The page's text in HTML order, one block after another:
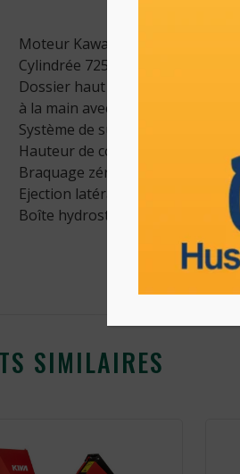
Moteur Kawasaki bicylindre
Cylindrée 725 cc
Dossier haut de 46 cm fabriqué
à la main avec accoudoirs –
Système de suspension MyRIDE®
Hauteur de coupe réglable : 3,8
Braquage zéro « Zéro Turn »
Ejection latérale et mulching
Boîte hydrostatique
SIMILAIRES